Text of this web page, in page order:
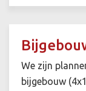
We zijn
bijgebouw